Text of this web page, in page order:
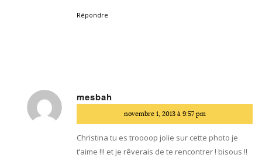
Répondre
mesbah
:
novembre 1, 2013 à 9:57 pm
Christina tu es troooop jolie sur cette photo je
t’aime !!! et je rêverais de te rencontrer ! bisous !!